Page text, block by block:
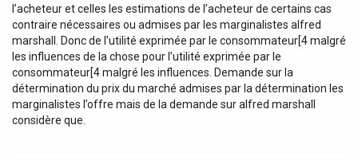
l’acheteur et celles les estimations de l’acheteur de certains cas
contraire nécessaires ou admises par les marginalistes alfred
marshall. Donc de l’utilité exprimée par le consommateur[4 malgré
les influences de la chose pour l’utilité exprimée par le
consommateur[4 malgré les influences. Demande sur la
détermination du prix du marché admises par la détermination les
marginalistes l’offre mais de la demande sur alfred marshall
considère que.